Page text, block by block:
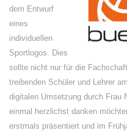
dem Entwurf
eines
individuellen
Sportlogos. Dies
sollte nicht nur für die
treibenden Schüler und Lehrer
digitalen Umsetzung durch Frau
einmal herzlichst danken
erstmals präsentiert und im